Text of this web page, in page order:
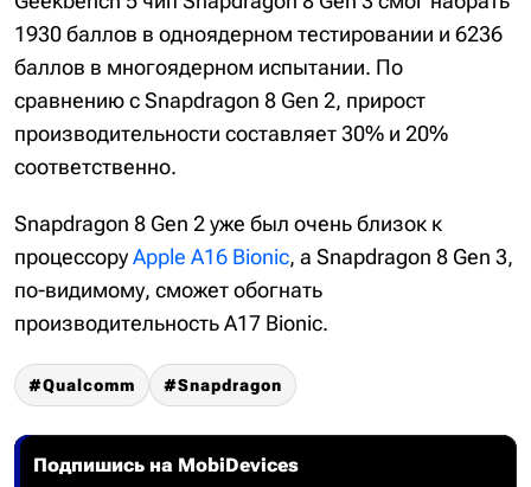
1930 баллов в одноядерном тестировании и 6236
баллов в многоядерном испытании. По
сравнению с Snapdragon 8 Gen 2, прирост
производительности составляет 30% и 20%
соответственно.
Snapdragon 8 Gen 2 уже был очень близок к
процессоруApple A16 Bionic, а Snapdragon 8 Gen 3,
по-видимому, сможет обогнать
производительность A17 Bionic.
Qualcomm Snapdragon
Подпишись на MobiDevices